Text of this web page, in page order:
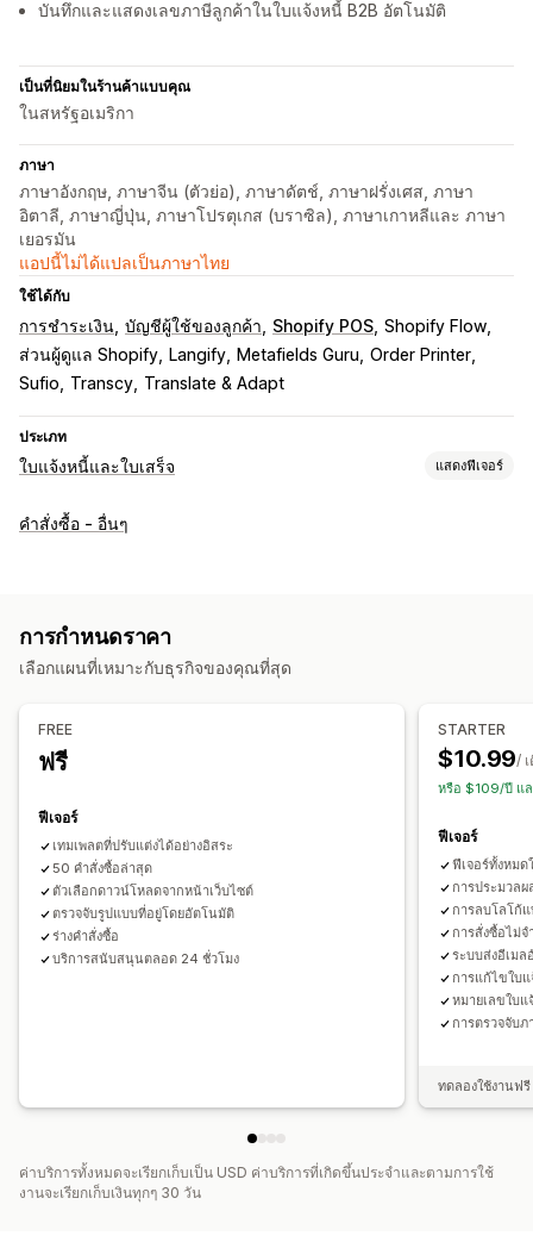
บันทึกและแสดงเลขภาษีลูกค้าในใบแจ้งหนี้ B2B อัตโนมัติ
เป็นที่นิยมในร้านค้าแบบคุณ
ในสหรัฐอเมริกา
ภาษา
ภาษาอังกฤษ, ภาษาจีน (ตัวย่อ), ภาษาดัตช์, ภาษาฝรั่งเศส, ภาษา
อิตาลี, ภาษาญี่ปุ่น, ภาษาโปรตุเกส (บราซิล), ภาษาเกาหลีและ ภาษา
เยอรมัน
แอปนี้ไม่ได้แปลเป็นภาษาไทย
ใช้ได้กับ
การชำระเงิน บัญชีผู้ใช้ของลูกค้า Shopify POS Shopify Flow
ส่วนผู้ดูแล Shopify
Langify Metafields Guru Order Printer
Sufio
Transcy Translate & Adapt
ประเภท
ใบแจ้งหนี้และใบเสร็จ แสดงฟีเจอร์
ประเภทเอกสาร
การปรับแต่ง
สีและแบบอักษร
การสร้างแบรนด์ ช่อง
หลายสกุลเงิน
การจัดการไฟล์
การส่งอีเมลอัตโนมัติ
การสร้าง PDF
การกำหนดหมายเลขตามลำดับ
คำสั่งซื้อ - อื่นๆ
การกำหนดราคา
เลือกแผนที่เหมาะกับธุรกิจของคุณที่สุด
FREE
ฟรี
ฟีเจอร์
เทมเพลตที่ปรับแต่งได้อย่างอิสระ
50 คำสั่งซื้อล่าสุด
ตัวเลือกดาวน์โหลดจากหน้าเว็บไซต์
ตรวจจับรูปแบบที่อยู่โดยอัตโนมัติ
ร่างคำสั่งซื้อ
บริการสนับสนุนตลอด 24 ชั่วโมง
STARTER
$10.99/
หรือ $109/ปี แล
ฟีเจอร์
ฟีเจอร์ทั้งหม
การประมวล
การลบโลโก้
การสั่งซื้อไม่
ระบบส่งอีเม
การแก้ไขใบ
หมายเลขใบ
การตรวจจับภ
ทดลองใช้งานฟ
ค่าบริการทั้งหมดจะเรียกเก็บเป็น USD ค่าบริการที่เกิดขึ้นประจำและตามการใช้
งานจะเรียกเก็บเงินทุกๆ 30 วัน